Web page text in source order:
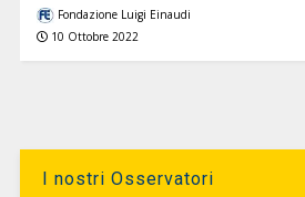
Fondazione Luigi Einaudi
10 Ottobre 2022
I nostri Osservatori